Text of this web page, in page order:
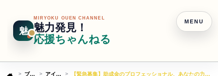
魅
MIRYOKU OUEN CHANNEL
魅力発見！
応援ちゃんねる
ブログ アイデア 【緊急募集】助成金のプロフェッショナル、あなたの力が必要です！
MENU